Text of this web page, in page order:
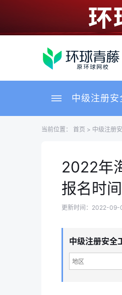
中级注册安
当前位置： 首页 > 中级注册
2022年
报名时
更新时间：2022-09-
中级注册安全
地区